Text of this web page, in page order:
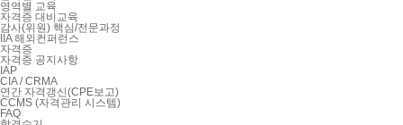
영역별 교육
자격증 대비교육
감사(위원) 핵심/전문과정
IIA 해외컨퍼런스
자격증
자격증 공지사항
IAP
CIA / CRMA
연간 자격갱신(CPE보고)
CCMS (자격관리 시스템)
FAQ